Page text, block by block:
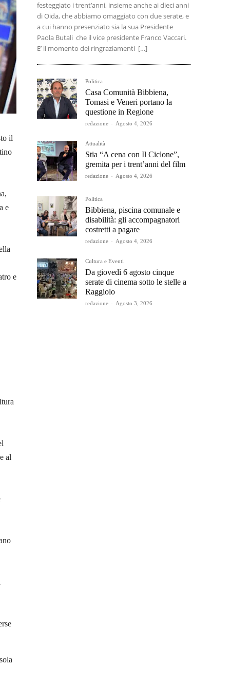
il
e
e
al
festeggiato i trent’anni, insieme anche ai dieci anni
di Oida, che abbiamo omaggiato con due serate, e
a cui hanno presenziato sia la sua Presidente
Paola Butali che il vice presidente Franco Vaccari.
E’ il momento dei ringraziamenti […]
Politica
Casa Comunità Bibbiena,
Tomasi e Veneri portano la
questione in Regione
redazione - Agosto 4, 2026
Attualità
Stia “A cena con Il Ciclone”,
gremita per i trent’anni del film
redazione - Agosto 4, 2026
Politica
Bibbiena, piscina comunale e
disabilità: gli accompagnatori
costretti a pagare
redazione - Agosto 4, 2026
Cultura e Eventi
Da giovedì 6 agosto cinque
serate di cinema sotto le stelle a
Raggiolo
redazione - Agosto 3, 2026